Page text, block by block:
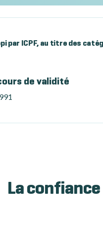
par ICPF, au titre des
de validité
La confiance